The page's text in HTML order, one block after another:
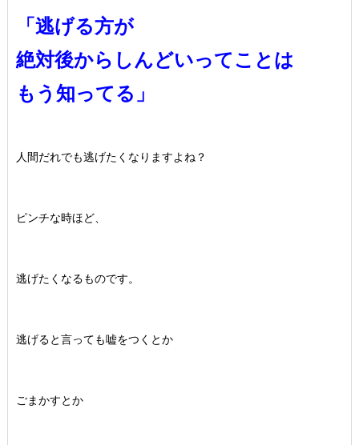
「逃げる方が
絶対後からしんどいってことは
もう知ってる」
人間だれでも逃げたくなりますよね？
ピンチな時ほど、
逃げたくなるものです。
逃げると言っても嘘をつくとか
ごまかすとか